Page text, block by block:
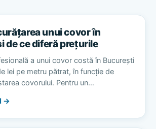
unui covor în
de ce diferă prețurile
a unui covor costă în București
lei pe metru pătrat, în funcție de
covorului. Pentru un…
→